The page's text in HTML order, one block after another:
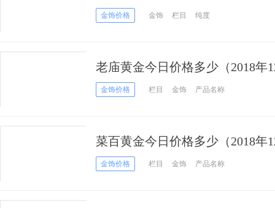
金饰价格 金饰 栏目 纯度
老庙黄金今日价格多少（2018年
金饰价格 栏目 金饰 产品名称
菜百黄金今日价格多少（2018年
金饰价格 栏目 金饰 产品名称